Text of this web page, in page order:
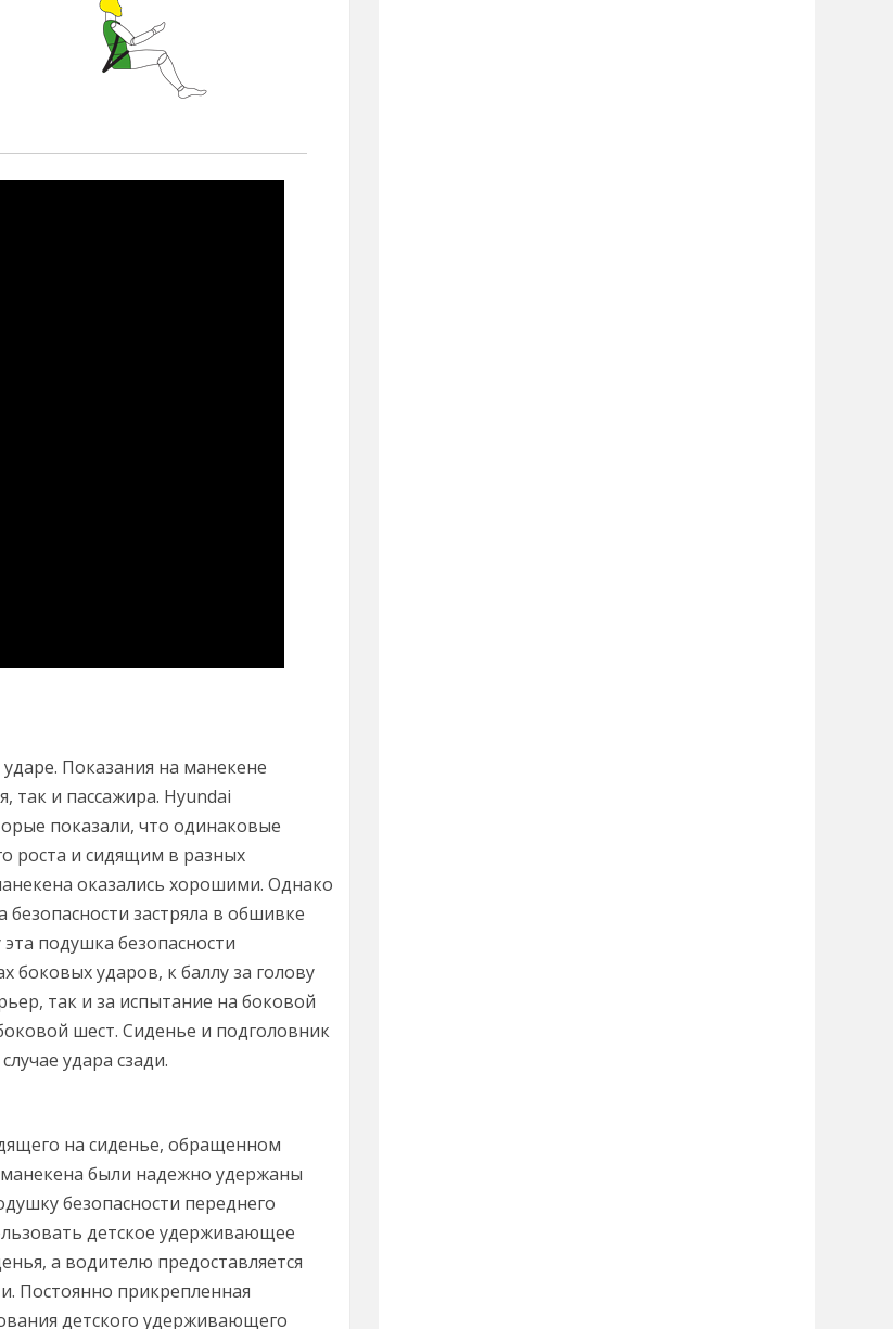
Показания на манекене
так и пассажира. Hyundai
показали, что одинаковые
роста и сидящим в разных
оказались хорошими. Однако
застряла в обшивке
подушка безопасности
боковых ударов, к баллу за голову
так и за испытание на боковой
шест. Сиденье и подголовник
удара сзади.
на сиденье, обращенном
были надежно удержаны
безопасности переднего
детское удерживающее
а водителю предоставляется
Постоянно прикрепленная
детского удерживающего